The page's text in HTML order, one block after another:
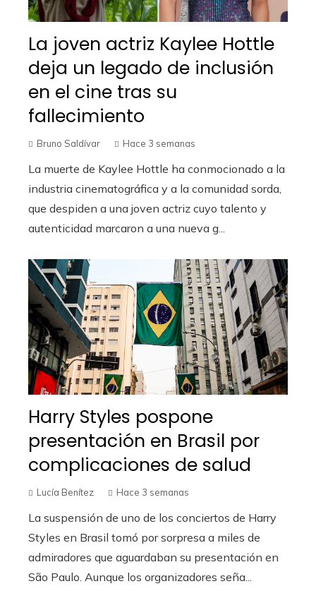
La joven actriz Kaylee Hottle
deja un legado de inclusión
en el cine tras su
fallecimiento
Bruno Saldívar Hace 3 semanas
La muerte de Kaylee Hottle ha conmocionado a la
industria cinematográfica y a la comunidad sorda,
que despiden a una joven actriz cuyo talento y
autenticidad marcaron a una nueva g...
Harry Styles pospone
presentación en Brasil por
complicaciones de salud
Lucía Benítez Hace 3 semanas
La suspensión de uno de los conciertos de Harry
Styles en Brasil tomó por sorpresa a miles de
admiradores que aguardaban su presentación en
São Paulo. Aunque los organizadores seña...